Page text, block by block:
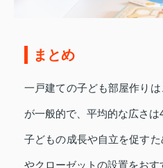
まとめ
一戸建ての子ども部屋作り
が一般的で、平均的な広さは
子どもの成長や自立を促す
やクローゼットの設置をおす